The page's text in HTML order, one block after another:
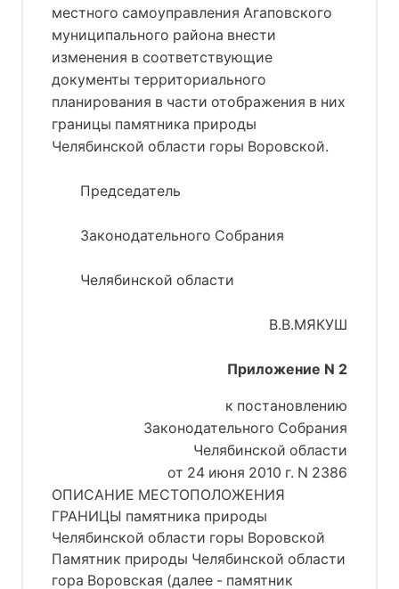
местного самоуправления Агаповского
муниципального района внести
изменения в соответствующие
документы территориального
планирования в части отображения в них
границы памятника природы
Челябинской области горы Воровской.
Председатель
Законодательного Собрания
Челябинской области
В.В.МЯКУШ
Приложение N 2
к постановлению
Законодательного Собрания
Челябинской области
от 24 июня 2010 г. N 2386
ОПИСАНИЕ МЕСТОПОЛОЖЕНИЯ
ГРАНИЦЫ памятника природы
Челябинской области горы Воровской
Памятник природы Челябинской области
гора Воровская (далее - памятник